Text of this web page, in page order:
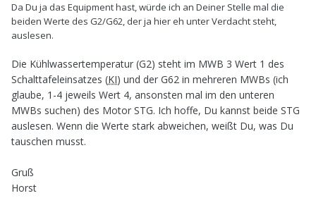
Da Du ja das Equipment hast, würde ich an Deiner Stelle mal die
beiden Werte des G2/G62, der ja hier eh unter Verdacht steht,
auslesen.
Die Kühlwassertemperatur (G2) steht im MWB 3 Wert 1 des
Schalttafeleinsatzes (KI) und der G62 in mehreren MWBs (ich
glaube, 1-4 jeweils Wert 4, ansonsten mal im den unteren
MWBs suchen) des Motor STG. Ich hoffe, Du kannst beide STG
auslesen. Wenn die Werte stark abweichen, weißt Du, was Du
tauschen musst.
Gruß
Horst